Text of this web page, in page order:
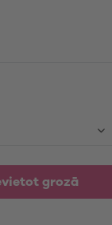
grozā